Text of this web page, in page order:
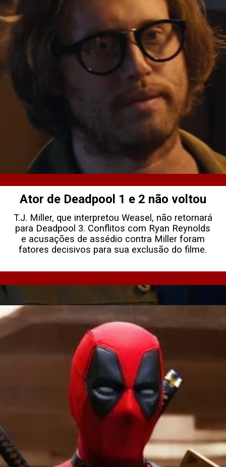
T.J. Miller, que interpretou Weasel, não retornará
para Deadpool 3. Conflitos com Ryan Reynolds
e acusações de assédio contra Miller foram
fatores decisivos para sua exclusão do filme.
Ator de Deadpool 1 e 2 não voltou